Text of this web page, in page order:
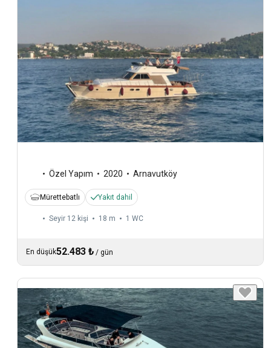
Özel Yapım 2020 Arnavutköy
Mürettebatlı Yakıt dahil
Seyir 12 kişi 18 m 1 WC
En düşük52.483 ₺ / gün